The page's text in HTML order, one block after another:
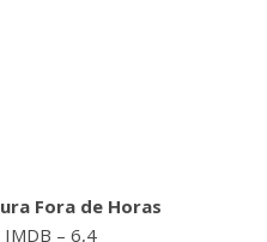
Fora de Horas
IMDB – 6,4